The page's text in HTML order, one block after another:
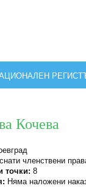
Кочева
членствени
точки: 8
Няма наложени